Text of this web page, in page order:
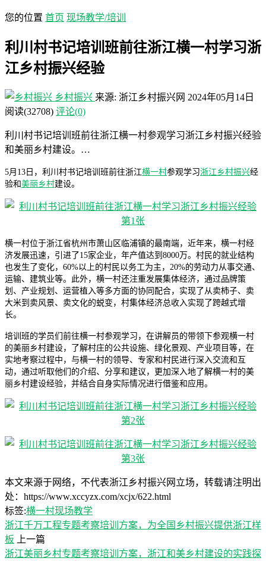
您的位置 首页 现场教学/培训
利川村书记培训班前往浙江横一村学习浙
江乡村振兴经验
乡村振兴 来源: 浙江乡村振兴网 2024年05月14日
阅读(32708) 评论(0)
利川村书记培训班前往浙江横一村参观学习浙江乡村振兴经验
和美丽乡村建设。…
5月13日，利川村书记培训班前往浙江横一村参观学习浙江乡村振兴经
验和美丽乡村建设。
横一村位于浙江省杭州市萧山区临浦镇的最南端，近年来，横一村经
济发展迅速，引进了15家企业，年产值达到8000万。村民的就业结构
也发生了变化，60%以上的村民以务工为主，20%的劳动力从事交通、
运输、建筑业等。此外，横一村还注重发展集体经济，通过品牌策
划、产业规划、运营植入等多方面的协同配合，实现了从卖柿子、卖
大米到卖风景、卖文化的蜕变，村集体经济总收入实现了跨越式增
长。
培训班的学员们前往横一村参观学习，在讲解员的带领下参观横一村
的美丽乡村建设，了解村庄的公共设施、绿化景观、产业项目等，在
实地考察过程中，与横一村的领导、专家和村民进行深入交流和互
动，通过听取他们的介绍、分享和建议，更加深入地了解横一村的美
丽乡村建设经验，并结合自身实际情况进行借鉴和应用。
本文来源于网络，不代表浙江乡村振兴网立场，转载请注明出
处：https://www.xccyzx.com/xcjx/622.html
标签:横一村现场教学
浙江千万工程专题考察培训方案，为全国乡村振兴提供浙江样
板
上一篇
浙江美丽乡村专题考察培训方案，浙江和美乡村建设的实践探